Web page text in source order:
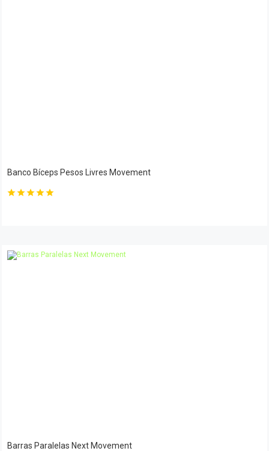
Banco Bíceps Pesos Livres Movement
Barras Paralelas Next Movement